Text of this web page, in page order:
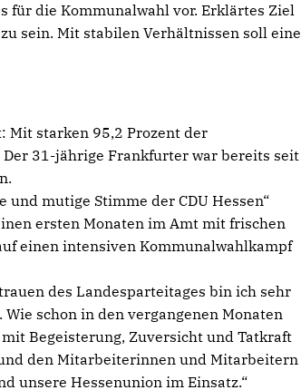
für die Kommunalwahl vor. Erklärtes Ziel
sein. Mit stabilen Verhältnissen soll eine
Mit starken 95,2 Prozent der
31-jährige Frankfurter war bereits seit
mutige Stimme der CDU Hessen“
ersten Monaten im Amt mit frischen
einen intensiven Kommunalwahlkampf
des Landesparteitages bin ich sehr
schon in den vergangenen Monaten
Begeisterung, Zuversicht und Tatkraft
den Mitarbeiterinnen und Mitarbeitern
unsere Hessenunion im Einsatz.“